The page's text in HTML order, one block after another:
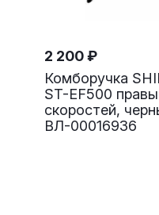
Комборучка
ST-EF500
скоростей,
ВЛ-00016936
2 200₽